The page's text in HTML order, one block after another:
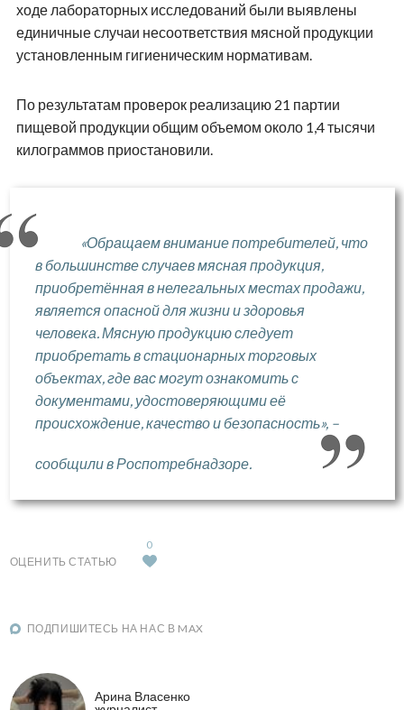
ходе лабораторных исследований были выявлены
единичные случаи несоответствия мясной продукции
установленным гигиеническим нормативам.
По результатам проверок реализацию 21 партии
пищевой продукции общим объемом около 1,4 тысячи
килограммов приостановили.
«Обращаем внимание потребителей, что
в большинстве случаев мясная продукция,
приобретённая в нелегальных местах продажи,
является опасной для жизни и здоровья
человека. Мясную продукцию следует
приобретать в стационарных торговых
объектах, где вас могут ознакомить с
документами, удостоверяющими её
происхождение, качество и безопасность», –
сообщили в Роспотребнадзоре.
ОЦЕНИТЬ СТАТЬЮ
0
ПОДПИШИТЕСЬ НА НАС В MAX
Арина Власенко